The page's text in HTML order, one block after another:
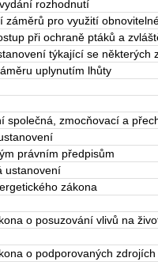
rozhodnutí
záměrů pro využití
při ochraně ptáků a
týkající se některých
uplynutím lhůty
společná, zmocňovací a
právním předpisům
ustanovení
zákona
o posuzování vlivů na
o podporovaných